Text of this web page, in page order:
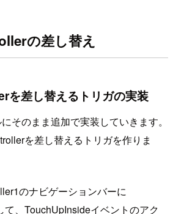
の差し替え
差し替えるトリガの実装
そのまま追加で実装していきます。
を差し替えるトリガを作りま
のナビゲーションバーに
て、TouchUpInsideイベントのアク